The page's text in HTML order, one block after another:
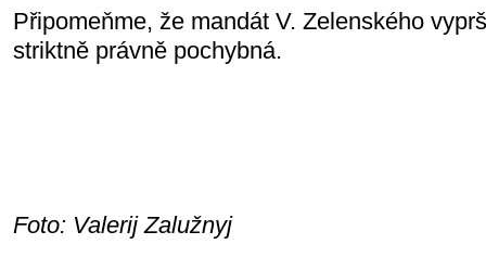
Připomeňme, že mandát V. Zelenského
striktně právně pochybná.
Foto: Valerij Zalužnyj